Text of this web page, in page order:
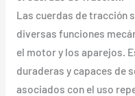
Las cuerdas de tracción
diversas funciones
el motor y los aparejos.
duraderas y capaces de
asociados con el uso